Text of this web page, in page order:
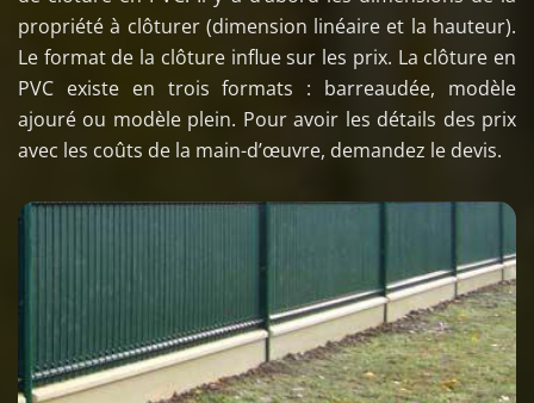
propriété à clôturer (dimension linéaire et la hauteur).
Le format de la clôture influe sur les prix. La clôture en
PVC existe en trois formats : barreaudée, modèle
ajouré ou modèle plein. Pour avoir les détails des prix
avec les coûts de la main-d’œuvre, demandez le devis.